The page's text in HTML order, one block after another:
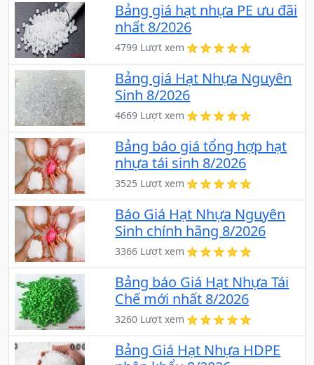
Bảng giá hạt nhựa PE ưu đãi
nhất 8/2026
4799 Lượt xem
Bảng giá Hạt Nhựa Nguyên
Sinh 8/2026
4669 Lượt xem
Bảng báo giá tổng hợp hạt
nhựa tái sinh 8/2026
3525 Lượt xem
Báo Giá Hạt Nhựa Nguyên
Sinh chính hãng 8/2026
3366 Lượt xem
Bảng báo Giá Hạt Nhựa Tái
Chế mới nhất 8/2026
3260 Lượt xem
Bảng Giá Hạt Nhựa HDPE